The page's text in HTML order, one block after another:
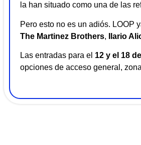
la han situado como una de las
Pero esto no es un adiós. LOOP
The Martinez Brothers, Ilario
Las entradas para el 12 y el 18
opciones de acceso general,